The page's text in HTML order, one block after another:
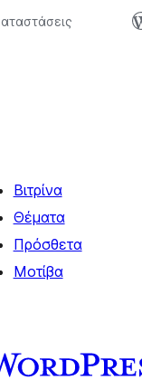
Βιτρίνα
Θέματα
Πρόσθετα
Μοτίβα